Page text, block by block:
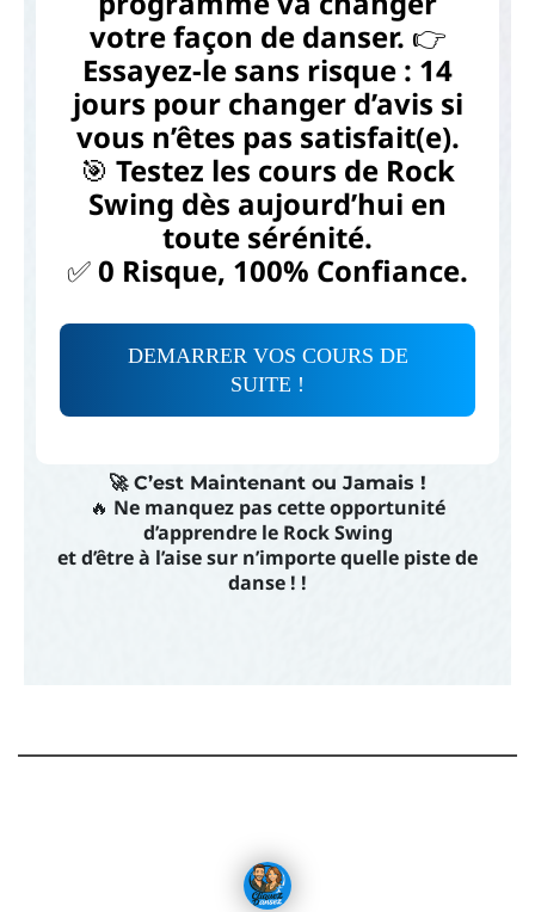
votre façon de danser. 👉
Essayez-le sans risque : 14
jours pour changer d’avis si
vous n’êtes pas satisfait(e).
🎯 Testez les cours de Rock
Swing dès aujourd’hui en
toute sérénité.
✅0 Risque, 100% Confiance.
DEMARRER VOS COURS DE
SUITE !
🚀 C’est Maintenant ou Jamais !
🔥 Ne manquez pas cette opportunité
d’apprendre le Rock Swing
et d’être à l’aise sur n’importe quelle piste de
danse ! !